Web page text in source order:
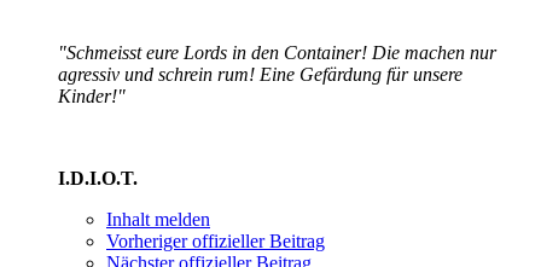
"Schmeisst eure Lords in den Container! Die machen nur
agressiv und schrein rum! Eine Gefärdung für unsere
Kinder!"
I.D.I.O.T.
Inhalt melden
Vorheriger offizieller Beitrag
Nächster offizieller Beitrag